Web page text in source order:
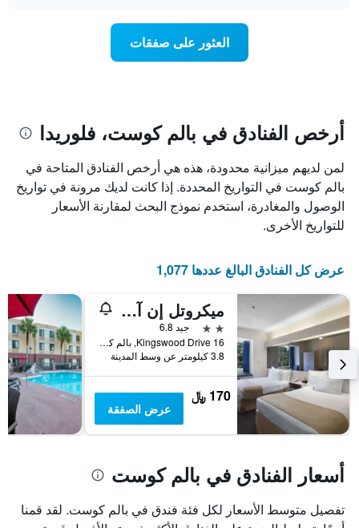
المخطط
1
Y
الذي
يعرض
متوسط
سعر
عطلة
نهاية
هذا
الأسبوع
خلال
آخر
3
أيام
محور
الذي
يعرض
عدد
الأيام
قبل
المخطط
التالي
1
محور
Y
الذي
يعرض
متوسط
سعر
غرفة
العثور على صفقات
أرخص الفنادق في بالم كوست، فلوريدا
لمن لديهم ميزانية محدودة، هذه هي أرخص الفنادق المتاحة في
بالم كوست في التواريخ المحددة. إذا كانت لديك مرونة في تواريخ
الوصول والمغادرة، استخدم نموذج البحث لمقارنة الأسعار
للتواريخ الأخرى.
عرض كل الفنادق البالغ عددها 1,077
ميكروتل إن آند سويتس باي ويندام بالم كوست آ-95
2 نجمتين
جيد 6.8
16 Kingswood Drive, بالم كوست, FL, الولايات المتحدة الأميريكية
3.8 كيلومتر عن وسط المدينة
170 ﷼
عرض الصفقة
أسعار الفنادق في بالم كوست
تفصيل متوسط الأسعار لكل فئة فندق في بالم كوست. لقد قمنا